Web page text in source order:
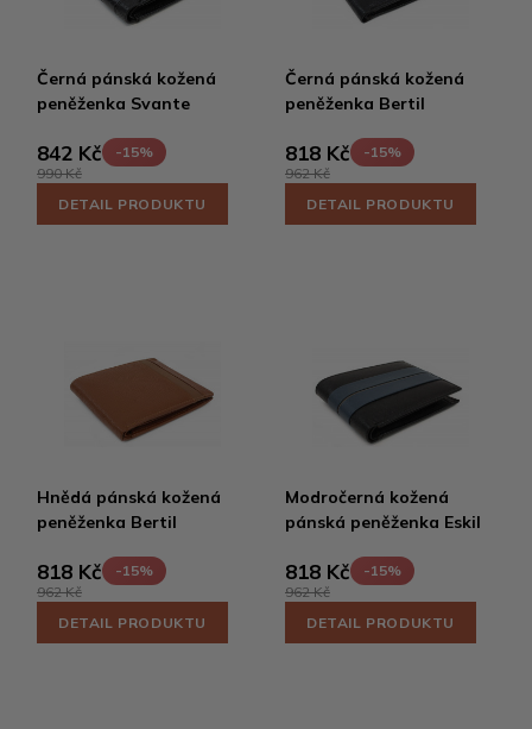
Černá pánská kožená
peněženka Svante
842 Kč
-15%
990 Kč
DETAIL PRODUKTU
Černá pánská kožená
peněženka Bertil
818 Kč
-15%
962 Kč
DETAIL PRODUKTU
Hnědá pánská kožená
peněženka Bertil
818 Kč
-15%
962 Kč
DETAIL PRODUKTU
Modročerná kožená
pánská peněženka Eskil
818 Kč
-15%
962 Kč
DETAIL PRODUKTU